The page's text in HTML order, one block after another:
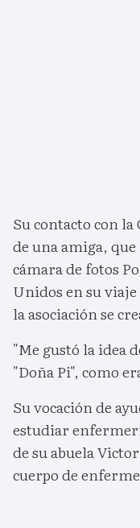
Su contacto con
de una amiga,
cámara de fotos
Unidos en su viaje
la asociación se
"Me gustó la idea
"Doña Pi", como
Su vocación de
estudiar
de su abuela
cuerpo de